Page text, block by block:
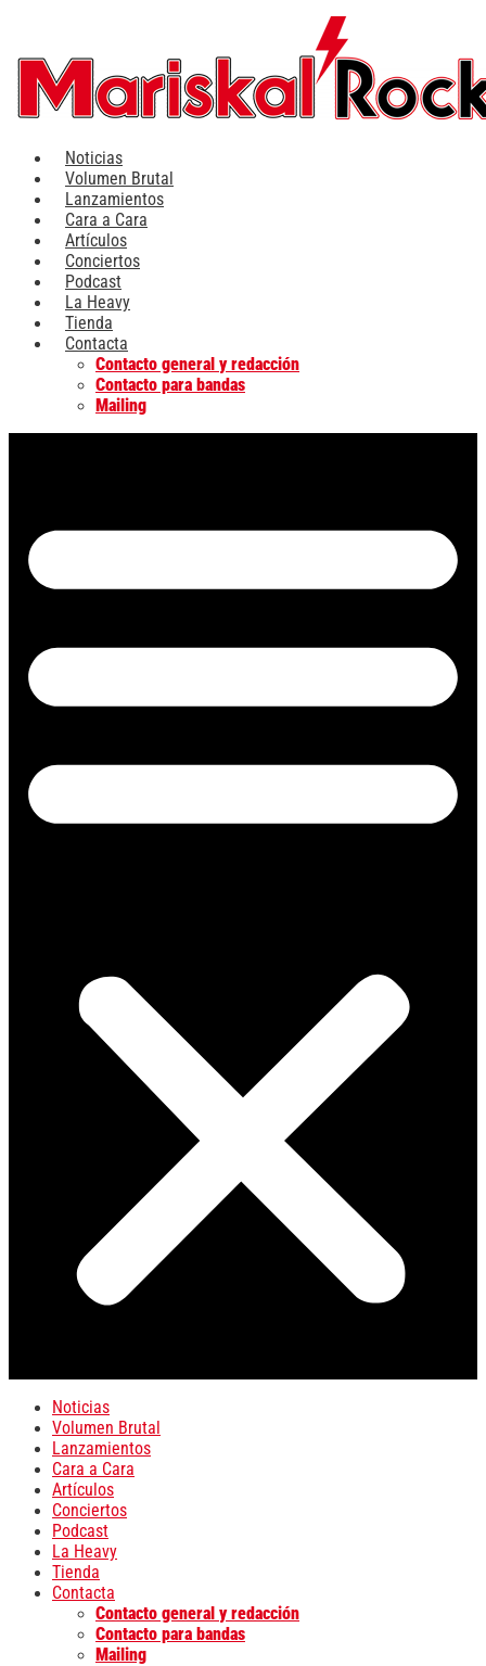
contenido
Noticias
Volumen Brutal
Lanzamientos
Cara a Cara
Artículos
Conciertos
Podcast
La Heavy
Tienda
Contacta
Contacto general y redacción
Contacto para bandas
Mailing
Noticias
Volumen Brutal
Lanzamientos
Cara a Cara
Artículos
Conciertos
Podcast
La Heavy
Tienda
Contacta
Contacto general y redacción
Contacto para bandas
Mailing